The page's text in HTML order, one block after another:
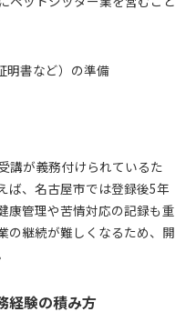
明書など）の準備
講が義務付けられているた
ば、名古屋市では登録後5年
康管理や苦情対応の記録も重
の継続が難しくなるため、開
経験の積み方